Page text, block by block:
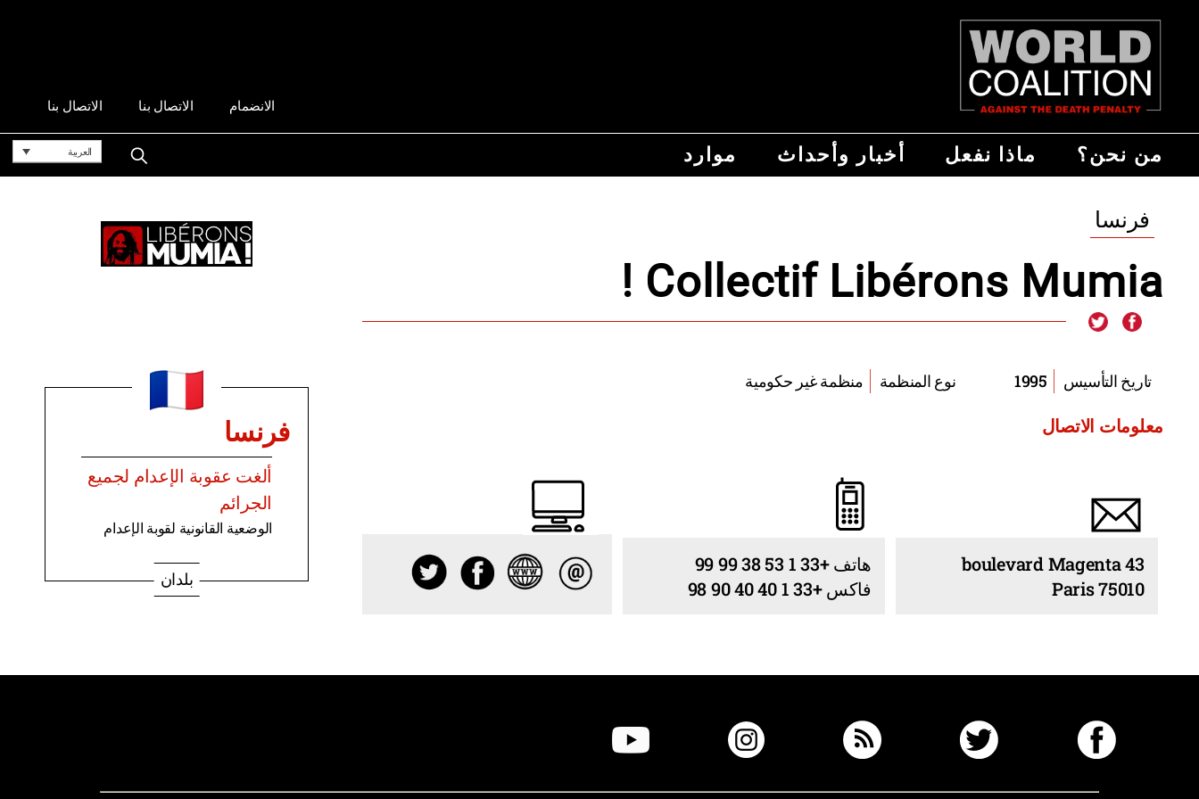
الانضمام الاتصال بنا الاتصال بنا
من نحن؟ ماذا نفعل أخبار وأحداث موارد العربية
فرنسا
Collectif Libérons Mumia !
تاريخ التأسيس نوع المنظمة منظمة غير حكومية
معلومات الاتصال
43 boulevard Magenta
75010 Paris
هاتف +33 1 53 38 99 99
فاكس +33 1 40 40 90 98
فرنسا
ألغت عقوبة الإعدام لجميع
الجرائم
الوضعية القانونية لقوبة الإعدام
بلدان